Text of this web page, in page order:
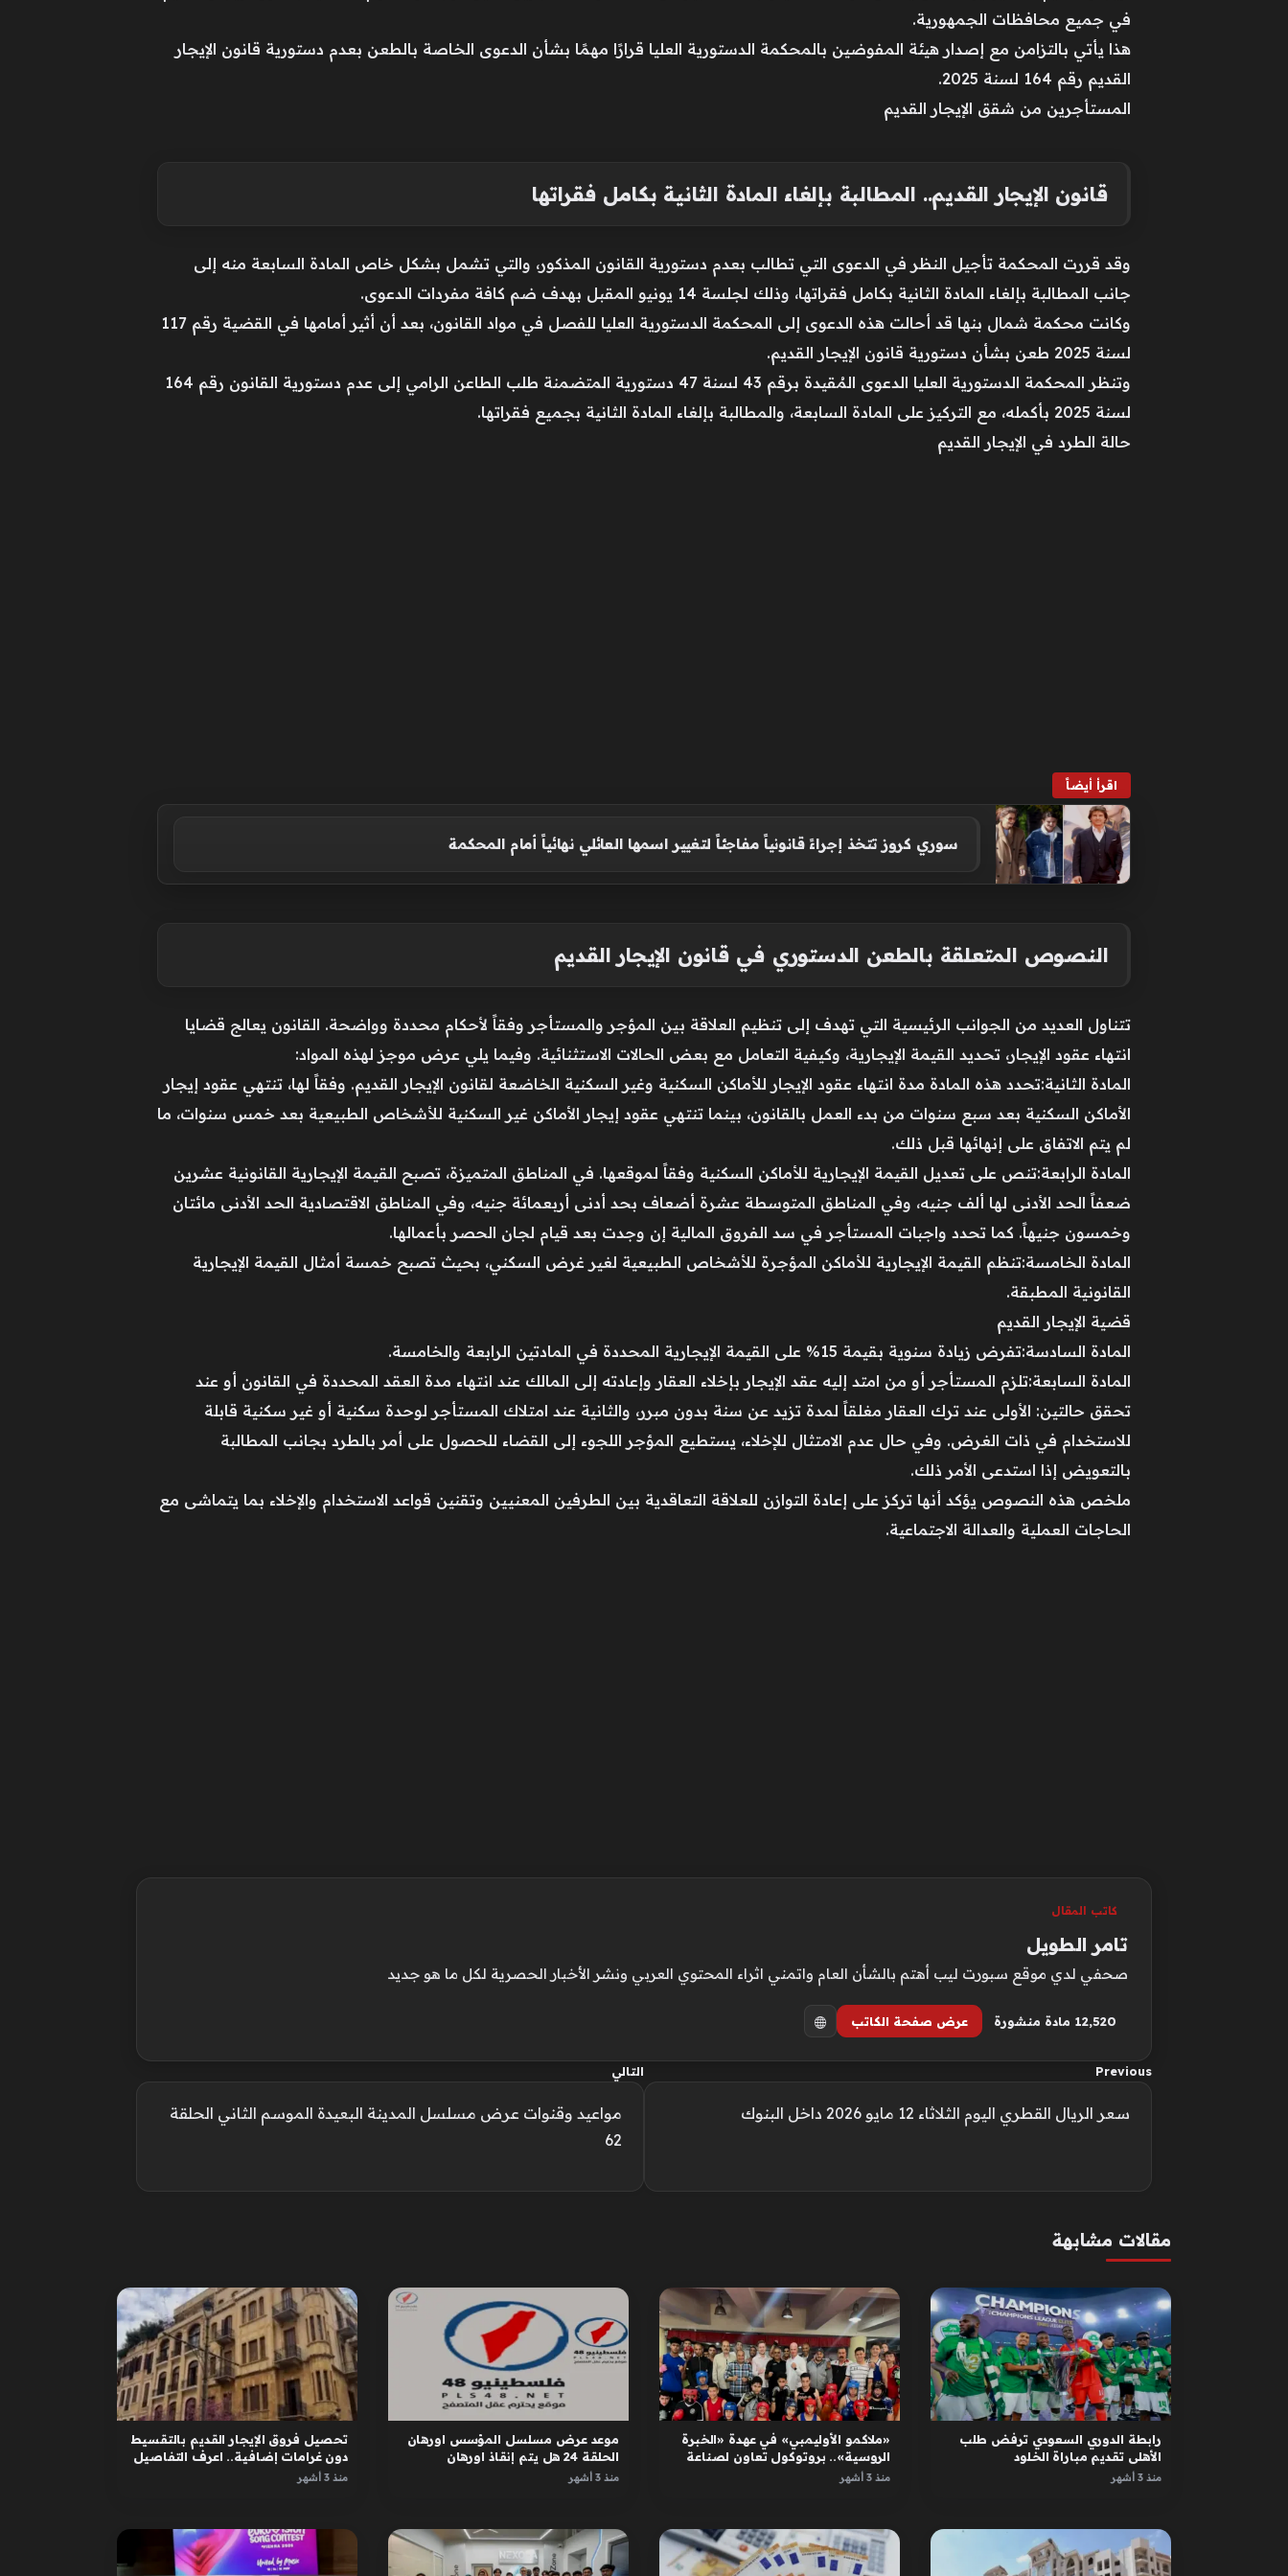
في جميع محافظات الجمهورية.
هذا يأتي بالتزامن مع إصدار هيئة المفوضين بالمحكمة الدستورية العليا قرارًا مهمًا بشأن الدعوى الخاصة بالطعن بعدم دستورية قانون الإيجار
القديم رقم 164 لسنة 2025.
المستأجرين من شقق الإيجار القديم
قانون الإيجار القديم.. المطالبة بإلغاء المادة الثانية بكامل فقراتها
وقد قررت المحكمة تأجيل النظر في الدعوى التي تطالب بعدم دستورية القانون المذكور، والتي تشمل بشكل خاص المادة السابعة منه إلى
جانب المطالبة بإلغاء المادة الثانية بكامل فقراتها، وذلك لجلسة 14 يونيو المقبل بهدف ضم كافة مفردات الدعوى.
وكانت محكمة شمال بنها قد أحالت هذه الدعوى إلى المحكمة الدستورية العليا للفصل في مواد القانون، بعد أن أثير أمامها في القضية رقم 117
لسنة 2025 طعن بشأن دستورية قانون الإيجار القديم.
وتنظر المحكمة الدستورية العليا الدعوى المُقيدة برقم 43 لسنة 47 دستورية المتضمنة طلب الطاعن الرامي إلى عدم دستورية القانون رقم 164
لسنة 2025 بأكمله، مع التركيز على المادة السابعة، والمطالبة بإلغاء المادة الثانية بجميع فقراتها.
حالة الطرد في الإيجار القديم
اقرأ أيضاً
سوري كروز تتخذ إجراءً قانونياً مفاجئاً لتغيير اسمها العائلي نهائياً أمام المحكمة
النصوص المتعلقة بالطعن الدستوري في قانون الإيجار القديم
تتناول العديد من الجوانب الرئيسية التي تهدف إلى تنظيم العلاقة بين المؤجر والمستأجر وفقاً لأحكام محددة وواضحة. القانون يعالج قضايا
انتهاء عقود الإيجار، تحديد القيمة الإيجارية، وكيفية التعامل مع بعض الحالات الاستثنائية. وفيما يلي عرض موجز لهذه المواد:
المادة الثانية:تحدد هذه المادة مدة انتهاء عقود الإيجار للأماكن السكنية وغير السكنية الخاضعة لقانون الإيجار القديم. وفقاً لها، تنتهي عقود إيجار
الأماكن السكنية بعد سبع سنوات من بدء العمل بالقانون، بينما تنتهي عقود إيجار الأماكن غير السكنية للأشخاص الطبيعية بعد خمس سنوات، ما
لم يتم الاتفاق على إنهائها قبل ذلك.
المادة الرابعة:تنص على تعديل القيمة الإيجارية للأماكن السكنية وفقاً لموقعها. في المناطق المتميزة، تصبح القيمة الإيجارية القانونية عشرين
ضعفاً الحد الأدنى لها ألف جنيه، وفي المناطق المتوسطة عشرة أضعاف بحد أدنى أربعمائة جنيه، وفي المناطق الاقتصادية الحد الأدنى مائتان
وخمسون جنيهاً. كما تحدد واجبات المستأجر في سد الفروق المالية إن وجدت بعد قيام لجان الحصر بأعمالها.
المادة الخامسة:تنظم القيمة الإيجارية للأماكن المؤجرة للأشخاص الطبيعية لغير غرض السكني، بحيث تصبح خمسة أمثال القيمة الإيجارية
القانونية المطبقة.
قضية الإيجار القديم
المادة السادسة:تفرض زيادة سنوية بقيمة 15% على القيمة الإيجارية المحددة في المادتين الرابعة والخامسة.
المادة السابعة:تلزم المستأجر أو من امتد إليه عقد الإيجار بإخلاء العقار وإعادته إلى المالك عند انتهاء مدة العقد المحددة في القانون أو عند
تحقق حالتين: الأولى عند ترك العقار مغلقاً لمدة تزيد عن سنة بدون مبرر، والثانية عند امتلاك المستأجر لوحدة سكنية أو غير سكنية قابلة
للاستخدام في ذات الغرض. وفي حال عدم الامتثال للإخلاء، يستطيع المؤجر اللجوء إلى القضاء للحصول على أمر بالطرد بجانب المطالبة
بالتعويض إذا استدعى الأمر ذلك.
ملخص هذه النصوص يؤكد أنها تركز على إعادة التوازن للعلاقة التعاقدية بين الطرفين المعنيين وتقنين قواعد الاستخدام والإخلاء بما يتماشى مع
الحاجات العملية والعدالة الاجتماعية.
كاتب المقال
تامر الطويل
صحفي لدي موقع سبورت ليب أهتم بالشأن العام واتمني اثراء المحتوي العربي ونشر الأخبار الحصرية لكل ما هو جديد
12٬520 مادة منشورة عرض صفحة الكاتب
Previous
سعر الريال القطري اليوم الثلاثاء 12 مايو 2026 داخل البنوك
التالي
مواعيد وقنوات عرض مسلسل المدينة البعيدة الموسم الثاني الحلقة
62
مقالات مشابهة
رابطة الدوري السعودي ترفض طلب
الأهلي تقديم مباراة الخلود
منذ 3 أشهر
«ملاكمو الأوليمبي» في عهدة «الخبرة
الروسية».. بروتوكول تعاون لصناعة
الأبطال
منذ 3 أشهر
موعد عرض مسلسل المؤسس اورهان
الحلقة 24 هل يتم إنقاذ اورهان
واسبورجا
منذ 3 أشهر
تحصيل فروق الإيجار القديم بالتقسيط
دون غرامات إضافية.. اعرف التفاصيل
منذ 3 أشهر